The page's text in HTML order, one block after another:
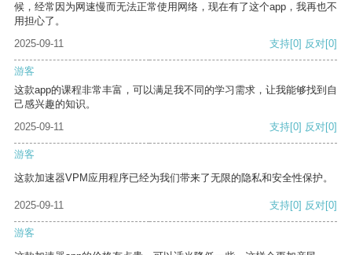
候，经常因为网速慢而无法正常使用网络，现在有了这个app，我再也不
用担心了。
2025-09-11
支持[0] 反对[0]
游客
这款app的课程非常丰富，可以满足我不同的学习需求，让我能够找到自
己感兴趣的知识。
2025-09-11
支持[0] 反对[0]
游客
这款加速器VPM应用程序已经为我们带来了无限的隐私和安全性保护。
2025-09-11 支持[0] 反对[0]
游客